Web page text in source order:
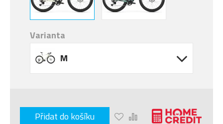
Varianta
M
Přidat do košíku